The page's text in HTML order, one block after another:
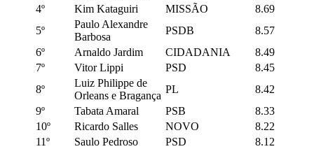
4º
Kim Kataguiri MISSÃO
8.69
5º
Paulo Alexandre
Barbosa
PSDB
8.57
6º
Arnaldo Jardim CIDADANIA
8.49
7º
Vitor Lippi PSD
8.45
8º
Luiz Philippe de
Orleans e Bragança
PL
8.42
9º
Tabata Amaral PSB
8.33
10º
Ricardo Salles NOVO
8.22
11º
Saulo Pedroso PSD
8.12